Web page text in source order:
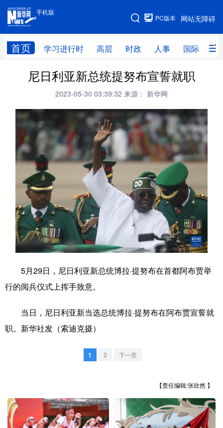
手机版
网站无障碍
PC版本
首页 学习进行时 高层 时政 人事 国际 财
手机版
网站地图
学习进行时 高层 时政 人事
财经 网评
思客智库 全球连线 教育
科技 量子 体育
文化 书画 健康 军事
访谈 视频 图片 政务
法律 中央文件 金融 汽车
食品 人居 信息化 数字经济
学术中国 乡村振兴 银龄 溯源中国
彩票 娱乐
文化产业
山西
吉林 江苏
尼日利亚新总统提努布宣誓就职
2023-05-30 03:39:32 来源： 新华网
5月29日，尼日利亚新总统博拉·提努布在首都阿布贾举
行的阅兵仪式上挥手致意。
当日，尼日利亚新当选总统博拉·提努布在阿布贾宣誓就
职。新华社发（索迪克摄）
1 2 下一页
【责任编辑:张欣然 】